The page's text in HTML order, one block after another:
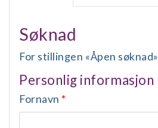
Søknad
For stillingen «Åpen søknad»
Personlig informasjon
Fornavn*